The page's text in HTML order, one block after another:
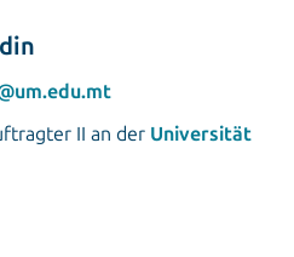
II an der Universität